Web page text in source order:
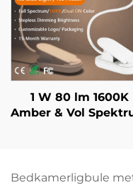
1 W 80 lm 1600K
Amber & Vol
Bedkamerligbule